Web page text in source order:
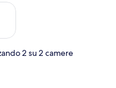
fine settimana, ago 14
2 su 2 camere